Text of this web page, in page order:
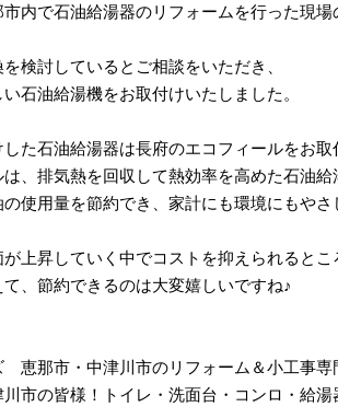
内で石油給湯器のリフォームを行った現場
検討しているとご相談をいただき、
石油給湯機をお取付けいたしました。
た石油給湯器は長府のエコフィールをお取
、排気熱を回収して熱効率を高めた石油給
の使用量を節約でき、家計にも環境にもや
が上昇していく中でコストを抑えられるとこ
て、節約できるのは大変嬉しいですね♪
恵那市・中津川市のリフォーム＆小工事専
市の皆様！トイレ・洗面台・コンロ・給